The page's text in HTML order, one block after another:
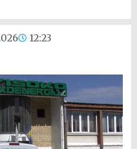
12:23